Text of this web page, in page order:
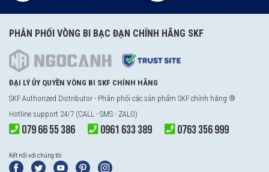
PHÂN PHỐI VÒNG BI BẠC ĐẠN CHÍNH HÃNG SKF
ĐẠI LÝ ỦY QUYỀN VÒNG BI SKF CHÍNH HÃNG
SKF Authorized Distributor - Phân phối các sản phẩm SKF chính hãng ®
Hotline support 24/7 (CALL - SMS - ZALO)
079 66 55 386 0961 633 389 0763 356 999
Kết nối với chúng tôi